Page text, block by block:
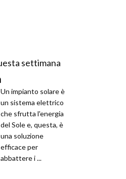
settimana
Un impianto solare è
un sistema elettrico
che sfrutta l'energia
del Sole e, questa, è
una soluzione
efficace per
abbattere i ...